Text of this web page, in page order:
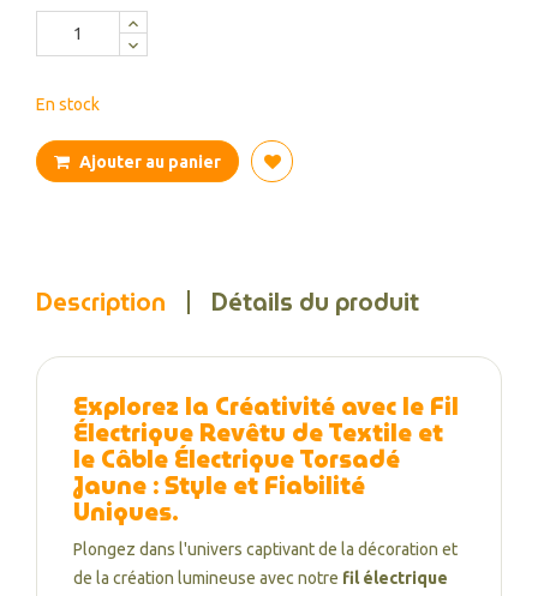
En stock
Ajouter au panier
Description Détails du produit
Explorez la Créativité avec leFil
Électrique Revêtu de Textileet
leCâble Électrique Torsadé
Jaune: Style et Fiabilité
Uniques.
Plongez dans l'univers captivant de la décoration et
de la création lumineuse avec notre fil électrique